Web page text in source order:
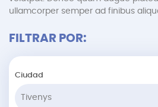
ullamcorper semper ad finibus
FILTRAR POR:
Ciudad